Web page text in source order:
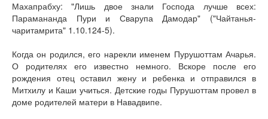
Махапрабху: "Лишь двое знали Господа лучше всех:
Парамананда Пури и Сварупа Дамодар" ("Чайтанья-
чаритамрита" 1.10.124-5).
Когда он родился, его нарекли именем Пурушоттам Ачарья.
О родителях его известно немного. Вскоре после его
рождения отец оставил жену и ребенка и отправился в
Митхилу и Каши учиться. Детские годы Пурушоттам провел в
доме родителей матери в Навадвипе.